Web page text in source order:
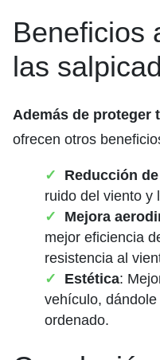
Beneficios
las
Además de proteger
ofrecen otros
Reducción
ruido del viento y
Mejora
mejor eficiencia
resistencia al
Estética:
vehículo,
ordenado.